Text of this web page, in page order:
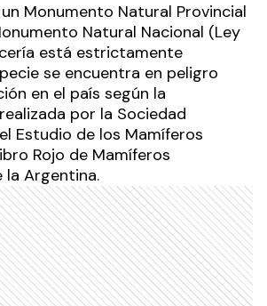
Monumento Natural Provincial
Natural Nacional (Ley
está estrictamente
se encuentra en peligro
en el país según la
por la Sociedad
Estudio de los Mamíferos
Rojo de Mamíferos
la Argentina.